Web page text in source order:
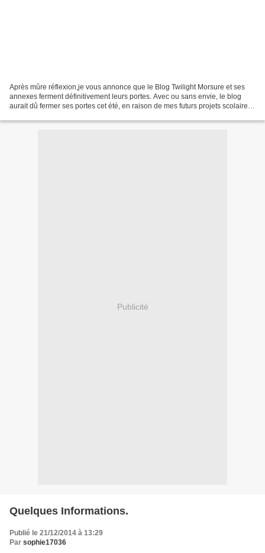
Après mûre réflexion,je vous annonce que le Blog Twilight Morsure et ses
annexes ferment définitivement leurs portes. Avec ou sans envie, le blog
aurait dû fermer ses portes cet été, en raison de mes futurs projets scolaires
Publicité
Quelques Informations.
Publié le 21/12/2014 à 13:29
Par sophie17036